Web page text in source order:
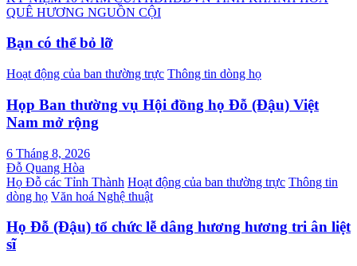
hướng
bài
viết
QUÊ HƯƠNG NGUỒN CỘI
Bạn có thể bỏ lỡ
Hoạt động của ban thường trực Thông tin dòng họ
Họp Ban thường vụ Hội đồng họ Đỗ (Đậu) Việt
Nam mở rộng
6 Tháng 8, 2026
Đỗ Quang Hòa
Họ Đỗ các Tỉnh Thành Hoạt động của ban thường trực Thông tin
dòng họ Văn hoá Nghệ thuật
Họ Đỗ (Đậu) tổ chức lễ dâng hương hương tri ân liệt
sĩ